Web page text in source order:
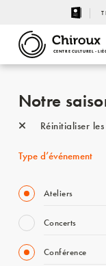
CENTRE CULTUREL -
Notre
Réinitialiser
Type d’événement
Ateliers
Concerts
Conférence